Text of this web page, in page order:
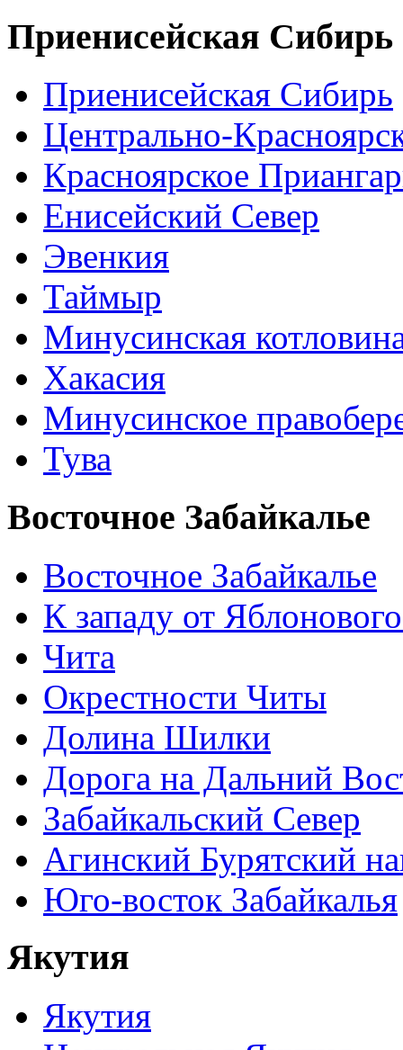
Приенисейская Сибирь
Приенисейская Сибирь
Центрально-
Красноярское
Енисейский Север
Эвенкия
Таймыр
Минусинская
Хакасия
Минусинское
Тува
Восточное Забайкалье
Восточное Забайкалье
К западу от
Чита
Окрестности Читы
Долина Шилки
Дорога на Дальний
Забайкальский Север
Агинский Бурятский
Юго-восток Забайкалья
Якутия
Якутия